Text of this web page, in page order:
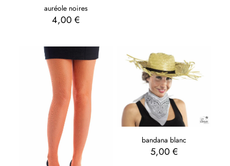
auréole noires
4,00€
bandana blanc
5,00 €